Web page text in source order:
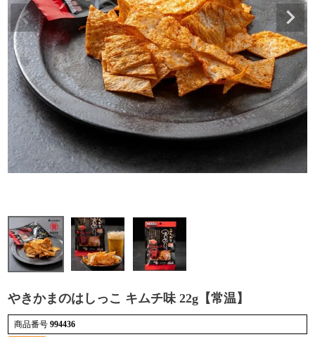
検索
やきかまのはしっこ キムチ味 22g【常温】
商品番号 994436